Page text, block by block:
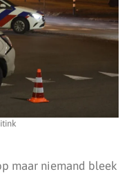
maar niemand bleek